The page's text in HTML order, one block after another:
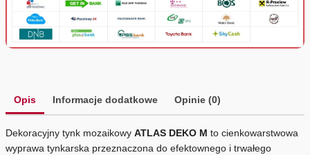
Opis Informacje dodatkowe Opinie (0)
Dekoracyjny tynk mozaikowy ATLAS DEKO M to cienkowarstwowa
wyprawa tynkarska przeznaczona do efektownego i trwałego